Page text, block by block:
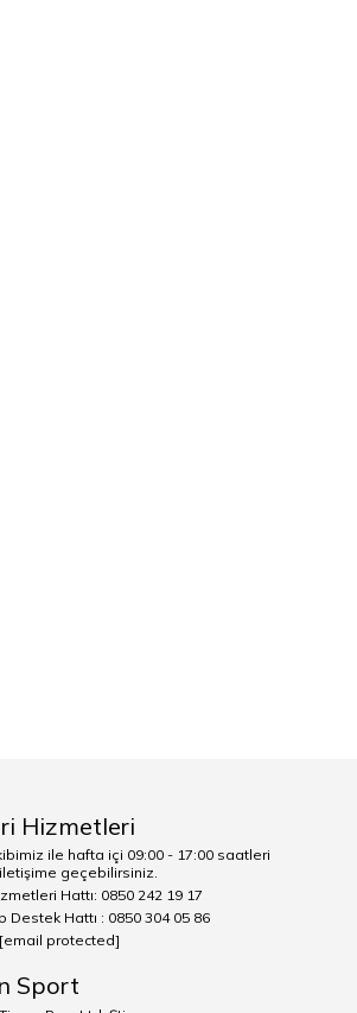
Hizmetleri
ile hafta içi 09:00 - 17:00 saatleri
geçebilirsiniz.
Hattı: 0850 242 19 17
Destek Hattı : 0850 304 05 86
[email protected]
Sport